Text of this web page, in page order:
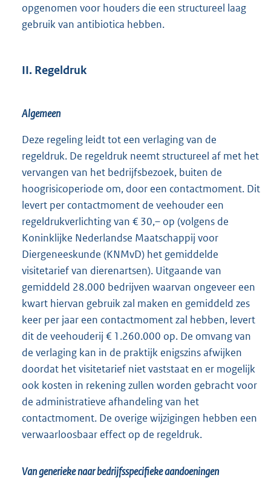
opgenomen voor houders die een structureel laag
gebruik van antibiotica hebben.
II. Regeldruk
Algemeen
Deze regeling leidt tot een verlaging van de
regeldruk. De regeldruk neemt structureel af met het
vervangen van het bedrijfsbezoek, buiten de
hoogrisicoperiode om, door een contactmoment. Dit
levert per contactmoment de veehouder een
regeldrukverlichting van € 30,– op (volgens de
Koninklijke Nederlandse Maatschappij voor
Diergeneeskunde (KNMvD) het gemiddelde
visitetarief van dierenartsen). Uitgaande van
gemiddeld 28.000 bedrijven waarvan ongeveer een
kwart hiervan gebruik zal maken en gemiddeld zes
keer per jaar een contactmoment zal hebben, levert
dit de veehouderij € 1.260.000 op. De omvang van
de verlaging kan in de praktijk enigszins afwijken
doordat het visitetarief niet vaststaat en er mogelijk
ook kosten in rekening zullen worden gebracht voor
de administratieve afhandeling van het
contactmoment. De overige wijzigingen hebben een
verwaarloosbaar effect op de regeldruk.
Van generieke naar bedrijfsspecifieke aandoeningen